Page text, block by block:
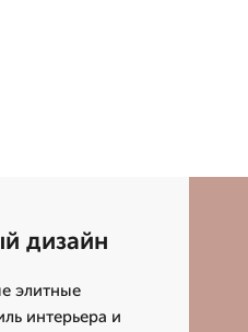
дизайн
элитные
интерьера и